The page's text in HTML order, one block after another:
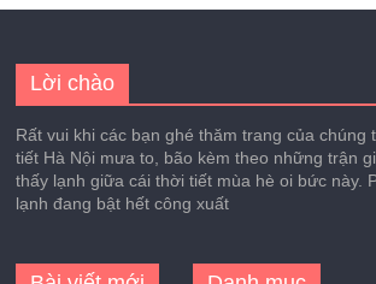
Lời chào
Rất vui khi các bạn ghé thăm trang của chúng
tiết Hà Nội mưa to, bão kèm theo những trận
thấy lạnh giữa cái thời tiết mùa hè oi bức này.
lạnh đang bật hết công xuất